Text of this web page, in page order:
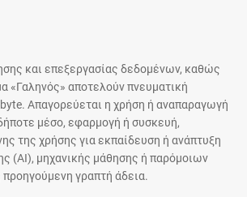
και επεξεργασίας δεδομένων, καθώς
«Γαληνός» αποτελούν πνευματική
Απαγορεύεται η χρήση ή αναπαραγωγή
μέσο, εφαρμογή ή συσκευή,
της χρήσης για εκπαίδευση ή ανάπτυξη
(AI), μηχανικής μάθησης ή παρόμοιων
γραπτή άδεια.